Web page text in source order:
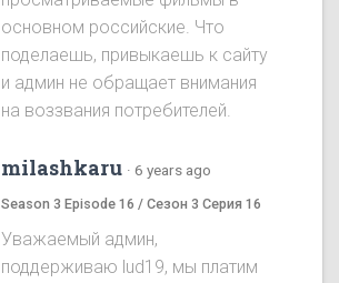
основном российские. Что
поделаешь, привыкаешь к сайту
и админ не обращает внимания
на воззвания потребителей.
milashkaru · 6 years ago
Season 3 Episode 16 / Сезон 3 Серия 16
Уважаемый админ,
поддерживаю lud19, мы платим